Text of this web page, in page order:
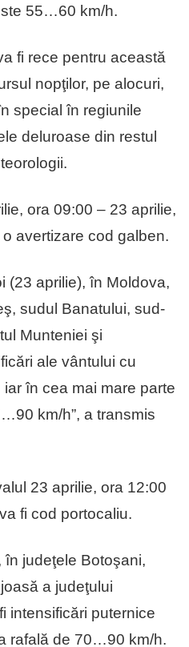
55…60 km/h.
fi rece pentru această
nopţilor, pe alocuri,
special în regiunile
deluroase din restul
ora 09:00 – 23 aprilie,
avertizare cod galben.
(23 aprilie), în Moldova,
sudul Banatului, sud-
Munteniei şi
ale vântului cu
în cea mai mare parte
km/h”, a transmis
23 aprilie, ora 12:00
fi cod portocaliu.
în judeţele Botoşani,
a judeţului
intensificări puternice
rafală de 70…90 km/h.